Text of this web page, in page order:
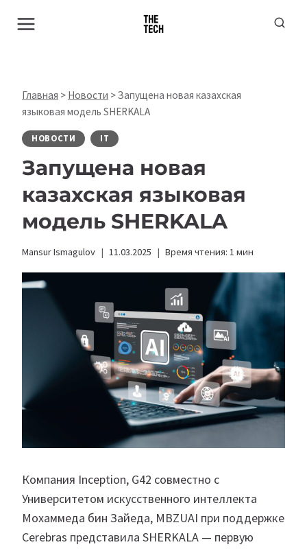
Главная > Новости >Запущена новая казахская
языковая модель SHERKALA
НОВОСТИ IT
Запущена новая
казахская языковая
модель SHERKALA
Mansur Ismagulov 11.03.2025 Время чтения: 1 мин
Компания Inception, G42 совместно с
Университетом искусственного интеллекта
Мохаммеда бин Зайеда, MBZUAI при поддержке
Cerebras представила SHERKALA — первую